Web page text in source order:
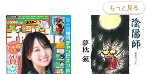
もっと見る